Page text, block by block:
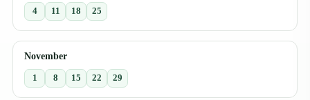
4 11 18 25
November
1 8 15 22 29